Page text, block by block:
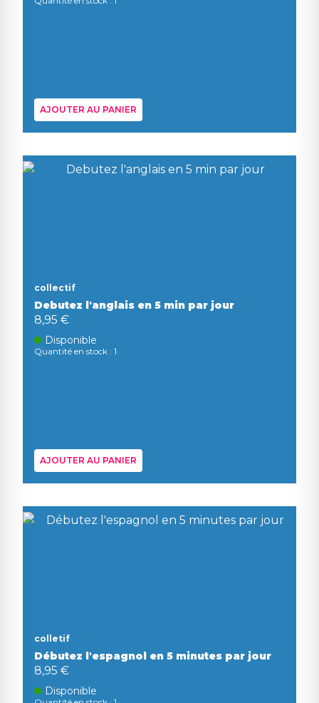
AJOUTER AU PANIER
collectif
Debutez l'anglais en 5 min par jour
8,95 €
Disponible
Quantité en stock : 1
AJOUTER AU PANIER
colletif
Débutez l'espagnol en 5 minutes par jour
8,95 €
Disponible